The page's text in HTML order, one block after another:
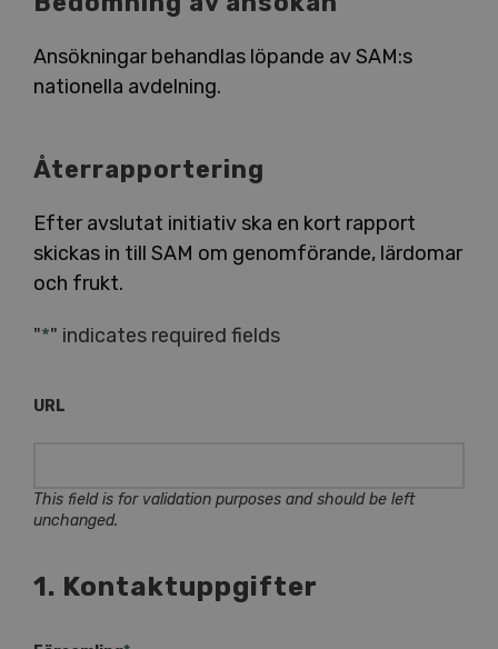
Ansökningar behandlas löpande av SAM:s
nationella avdelning.
Återrapportering
Efter avslutat initiativ ska en kort rapport
skickas in till SAM om genomförande, lärdomar
och frukt.
"*" indicates required fields
URL
This field is for validation purposes and should be left
unchanged.
1. Kontaktuppgifter